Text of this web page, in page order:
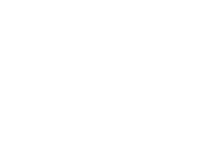
a kedvencekhez